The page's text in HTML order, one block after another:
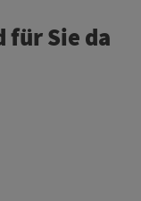
für Sie da